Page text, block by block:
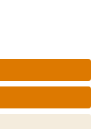
– 2026
District